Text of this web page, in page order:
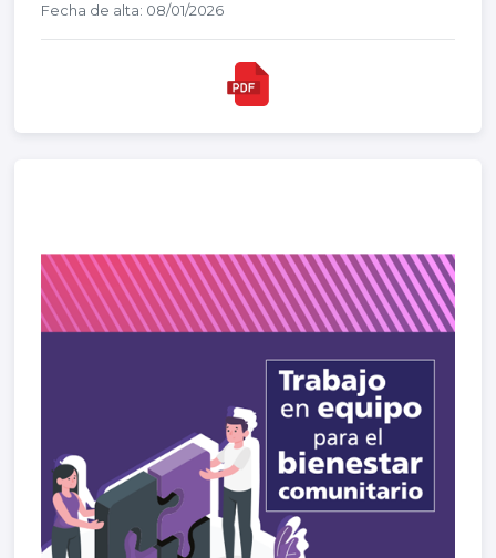
Fecha de alta: 08/01/2026